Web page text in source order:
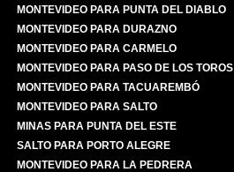
MONTEVIDEO PARA PUNTA DEL DIABLO
MONTEVIDEO PARA DURAZNO
MONTEVIDEO PARA CARMELO
MONTEVIDEO PARA PASO DE LOS TOROS
MONTEVIDEO PARA TACUAREMBÓ
MONTEVIDEO PARA SALTO
MINAS PARA PUNTA DEL ESTE
SALTO PARA PORTO ALEGRE
MONTEVIDEO PARA LA PEDRERA